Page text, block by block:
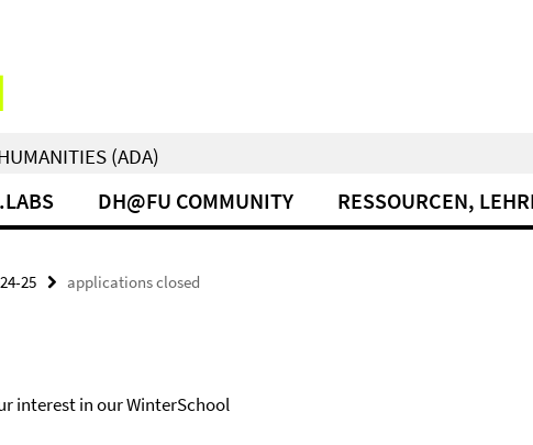
(ADA)
DH@FU COMMUNITY RESSOURCEN,
25 applications closed
interest in our WinterSchool